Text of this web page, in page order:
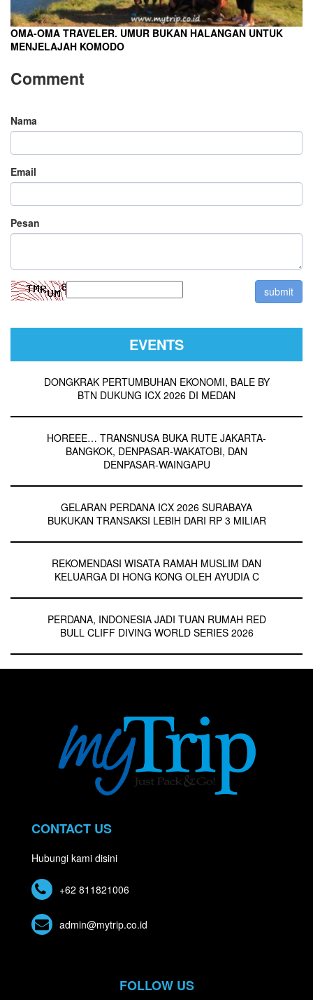
OMA-OMA TRAVELER. UMUR BUKAN HALANGAN UNTUK
MENJELAJAH KOMODO
Comment
Nama
Email
Pesan
EVENTS
DONGKRAK PERTUMBUHAN EKONOMI, BALE BY
BTN DUKUNG ICX 2026 DI MEDAN
HOREEE… TRANSNUSA BUKA RUTE JAKARTA-
BANGKOK, DENPASAR-WAKATOBI, DAN
DENPASAR-WAINGAPU
GELARAN PERDANA ICX 2026 SURABAYA
BUKUKAN TRANSAKSI LEBIH DARI RP 3 MILIAR
REKOMENDASI WISATA RAMAH MUSLIM DAN
KELUARGA DI HONG KONG OLEH AYUDIA C
PERDANA, INDONESIA JADI TUAN RUMAH RED
BULL CLIFF DIVING WORLD SERIES 2026
CONTACT US
Hubungi kami disini
+62 811821006
admin@mytrip.co.id
FOLLOW US